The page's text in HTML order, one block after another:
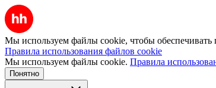
Мы используем файлы cookie, чтобы обеспечивать
Правила использования файлов cookie
Мы используем файлы cookie. Правила
Понятно